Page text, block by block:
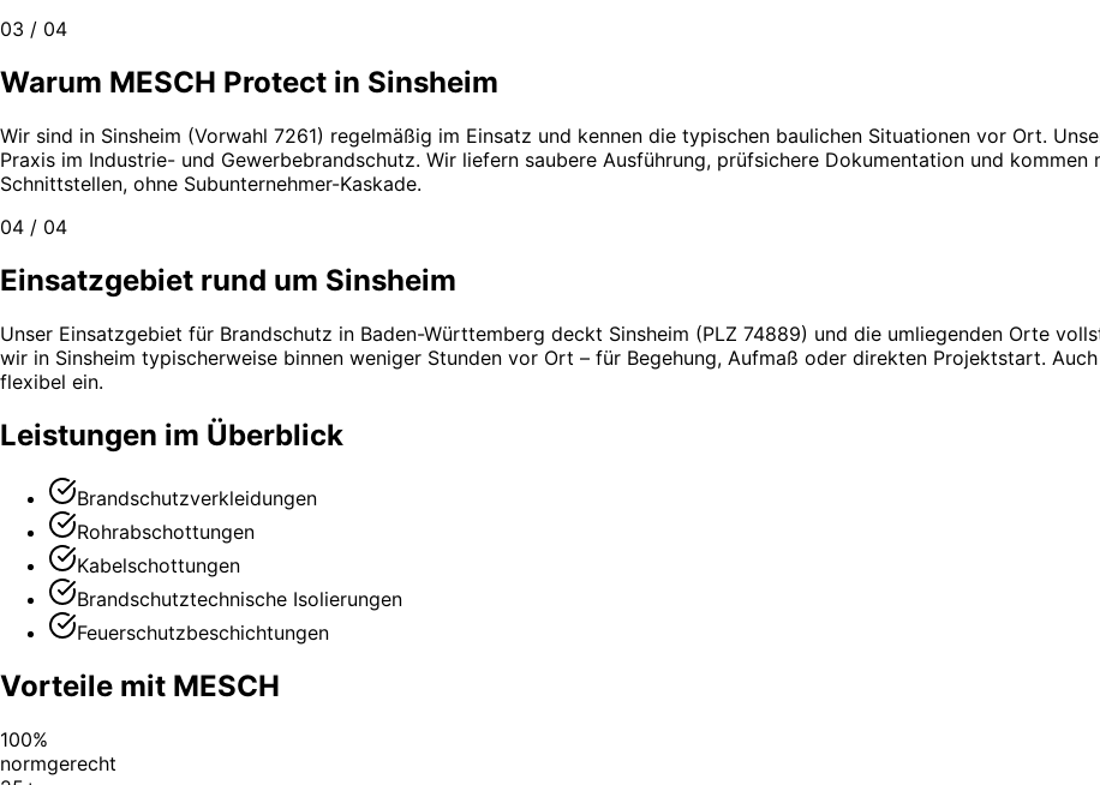
03 / 04
Warum MESCH Protect in Sinsheim
Wir sind in Sinsheim (Vorwahl 7261) regelmäßig im Einsatz und kennen die typischen baulichen Situationen vor Ort.
Praxis im Industrie- und Gewerbebrandschutz. Wir liefern saubere Ausführung, prüfsichere Dokumentation und
Schnittstellen, ohne Subunternehmer-Kaskade.
04 / 04
Einsatzgebiet rund um Sinsheim
Unser Einsatzgebiet für Brandschutz in Baden-Württemberg deckt Sinsheim (PLZ 74889) und die umliegenden Orte
wir in Sinsheim typischerweise binnen weniger Stunden vor Ort – für Begehung, Aufmaß oder direkten Projektstart.
flexibel ein.
Leistungen im Überblick
Brandschutzverkleidungen
Rohrabschottungen
Kabelschottungen
Brandschutztechnische Isolierungen
Feuerschutzbeschichtungen
Vorteile mit MESCH
100%
normgerecht